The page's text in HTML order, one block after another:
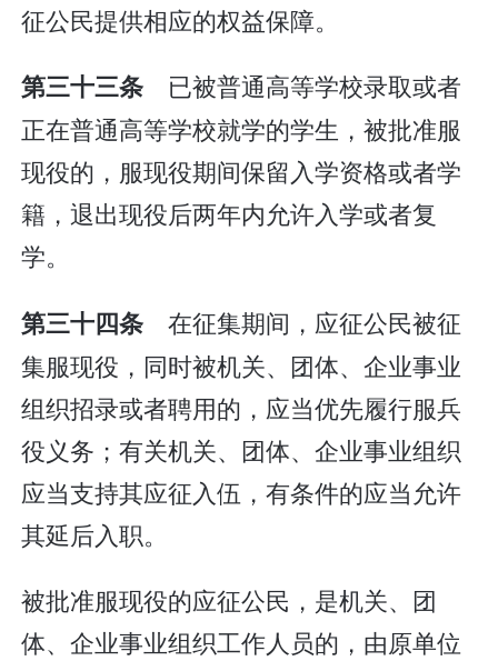
征公民提供相应的权益保障。
第三十三条 已被普通高等学校录取或者
正在普通高等学校就学的学生，被批准服
现役的，服现役期间保留入学资格或者学
籍，退出现役后两年内允许入学或者复
学。
第三十四条 在征集期间，应征公民被征
集服现役，同时被机关、团体、企业事业
组织招录或者聘用的，应当优先履行服兵
役义务；有关机关、团体、企业事业组织
应当支持其应征入伍，有条件的应当允许
其延后入职。
被批准服现役的应征公民，是机关、团
体、企业事业组织工作人员的，由原单位